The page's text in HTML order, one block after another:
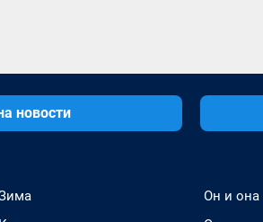
новости
Он и она